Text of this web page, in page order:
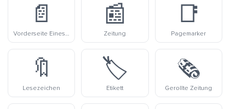
📄
Vorderseite Eines Blattes
📰
Zeitung
📑
Pagemarker
🔖
Lesezeichen
🏷️
Etikett
🗞️
Gerollte Zeitung